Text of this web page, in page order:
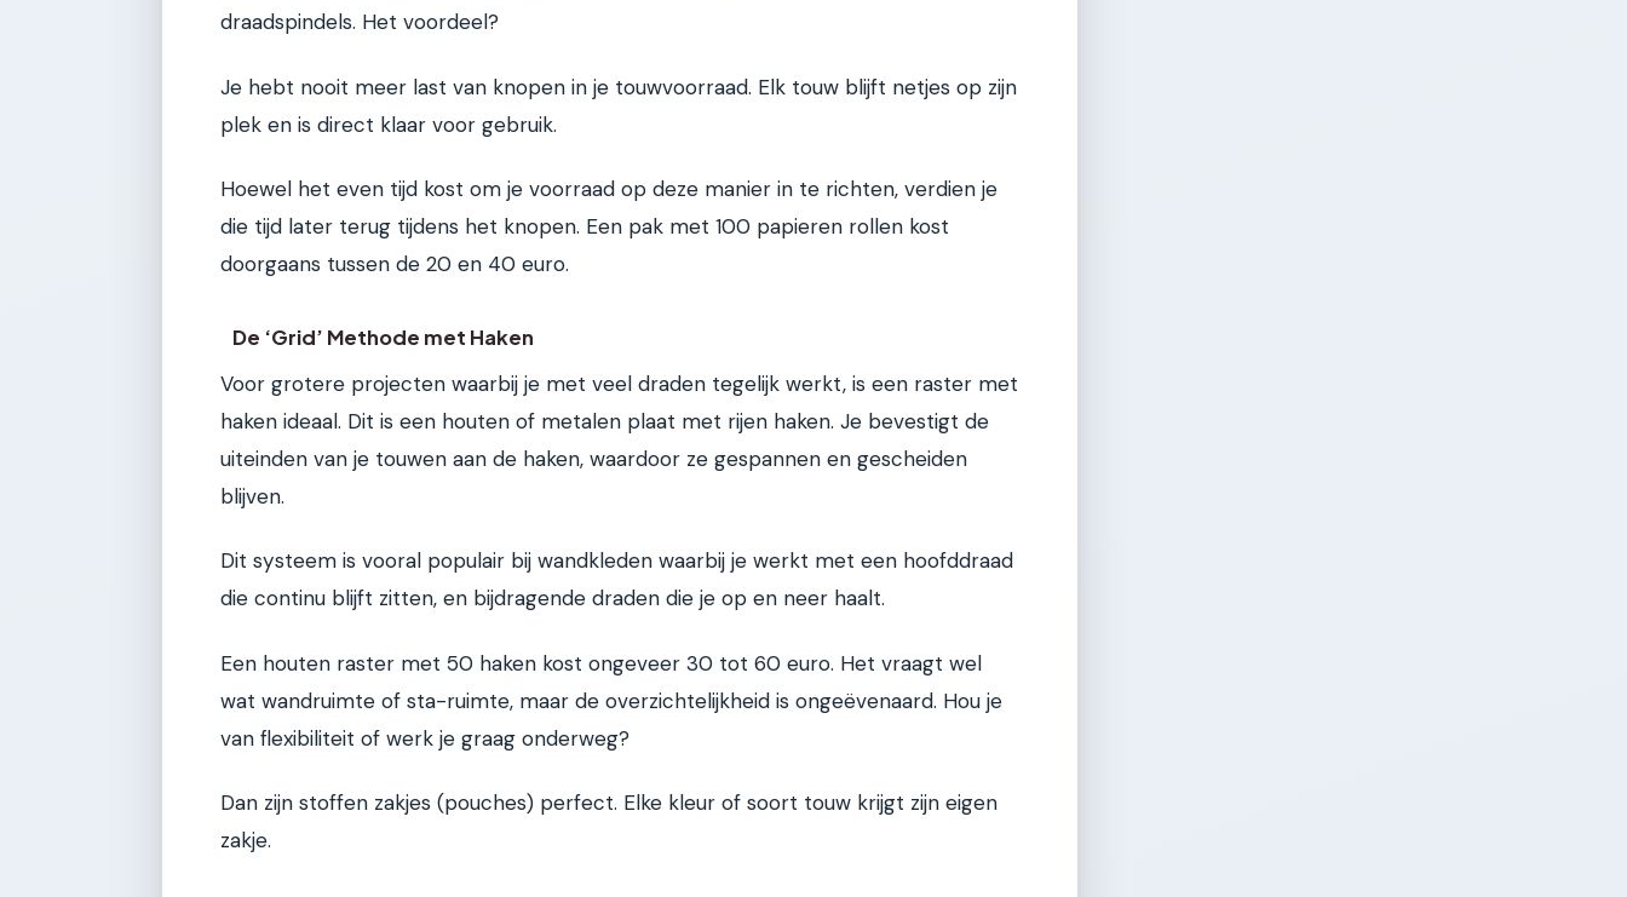
draadspindels. Het voordeel?
Je hebt nooit meer last van knopen in je touwvoorraad. Elk touw blijft netjes op zijn
plek en is direct klaar voor gebruik.
Hoewel het even tijd kost om je voorraad op deze manier in te richten, verdien je
die tijd later terug tijdens het knopen. Een pak met 100 papieren rollen kost
doorgaans tussen de 20 en 40 euro.
De ‘Grid’ Methode met Haken
Voor grotere projecten waarbij je met veel draden tegelijk werkt, is een raster met
haken ideaal. Dit is een houten of metalen plaat met rijen haken. Je bevestigt de
uiteinden van je touwen aan de haken, waardoor ze gespannen en gescheiden
blijven.
Dit systeem is vooral populair bij wandkleden waarbij je werkt met een hoofddraad
die continu blijft zitten, en bijdragende draden die je op en neer haalt.
Een houten raster met 50 haken kost ongeveer 30 tot 60 euro. Het vraagt wel
wat wandruimte of sta-ruimte, maar de overzichtelijkheid is ongeëvenaard. Hou je
van flexibiliteit of werk je graag onderweg?
Dan zijn stoffen zakjes (pouches) perfect. Elke kleur of soort touw krijgt zijn eigen
zakje.